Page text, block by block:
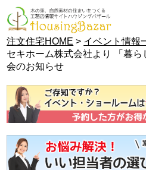
注文住宅HOME > イベント情報
セキホーム株式会社より 「暮
会のお知らせ